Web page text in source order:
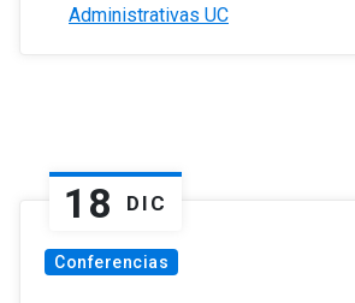
Administrativas UC
18 DIC
Conferencias